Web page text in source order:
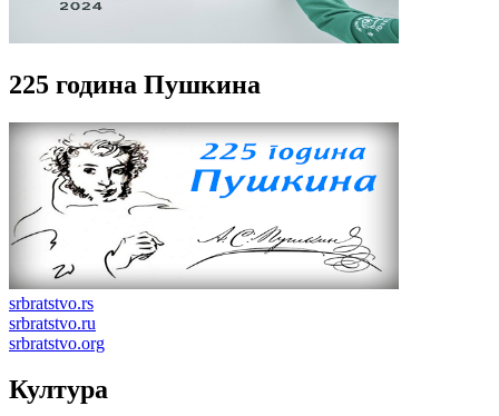
225 година Пушкина
srbratstvo.rs
srbratstvo.ru
srbratstvo.org
Култура